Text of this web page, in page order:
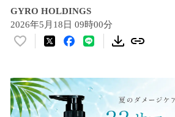
GYRO HOLDINGS
2026年5月18日 09時00分
い
！
数
を